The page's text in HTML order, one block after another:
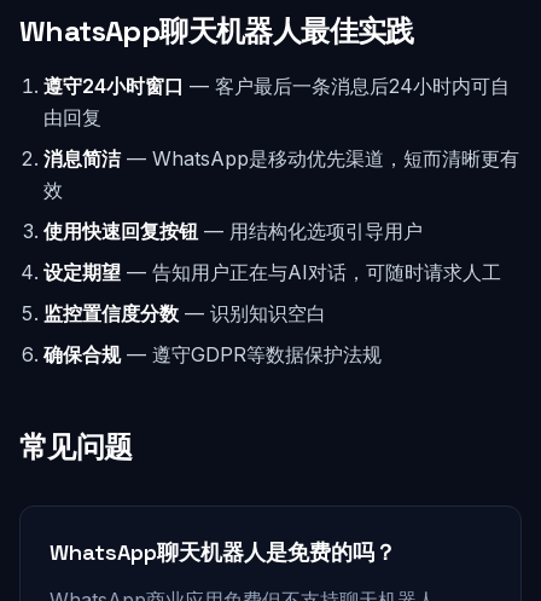
WhatsApp聊天机器人最佳实践
遵守24小时窗口 — 客户最后一条消息后24小时内可自
由回复
消息简洁— WhatsApp是移动优先渠道，短而清晰更有
效
使用快速回复按钮 — 用结构化选项引导用户
设定期望 — 告知用户正在与AI对话，可随时请求人工
监控置信度分数 — 识别知识空白
确保合规— 遵守GDPR等数据保护法规
常见问题
WhatsApp聊天机器人是免费的吗？